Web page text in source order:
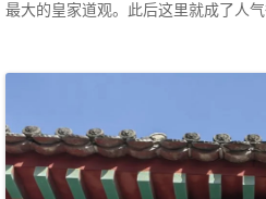
最大的皇家道观。此后这里就成了人